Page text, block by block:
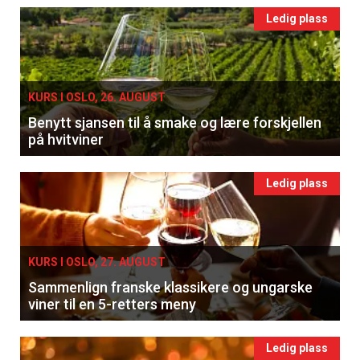
Ledig plass
KURS I OSLO, 26. AUGUST
Benytt sjansen til å smake og lære forskjellen
på hvitviner
Ledig plass
KURS I OSLO, 27. AUGUST
Sammenlign franske klassikere og ungarske
viner til en 5-retters meny
Ledig plass